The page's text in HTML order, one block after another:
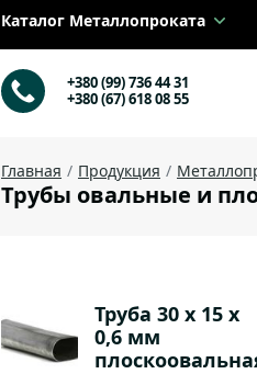
Каталог Металлопроката
+380 (99) 736 44 31
+380 (67) 618 08 55
Главная Продукция
Трубы овальные и
Труба 30 х 15 х
0,6 мм